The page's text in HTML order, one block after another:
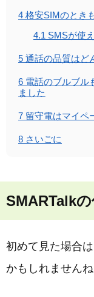
4 格安SIMのとき
4.1 SMSが使
5 通話の品質はど
6 電話のブルブル
ました
7 留守電はマイペ
8 さいごに
SMARTalk
初めて見た場合
かもしれませんね